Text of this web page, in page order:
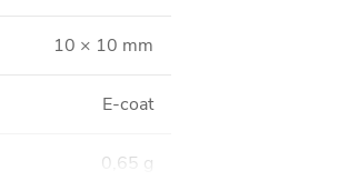
10 × 10 mm
E-coat
0,65 g